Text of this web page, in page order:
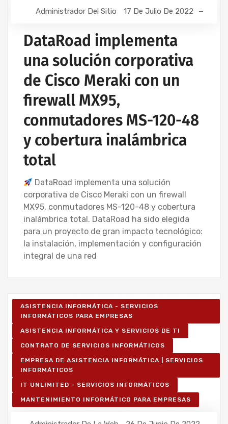
Administrador Del Sitio 17 De Julio De 2022
DataRoad implementa
una solución corporativa
de Cisco Meraki con un
firewall MX95,
conmutadores MS-120-48
y cobertura inalámbrica
total
DataRoad implementa una solución
corporativa de Cisco Meraki con un firewall
MX95, conmutadores MS-120-48 y cobertura
inalámbrica total. DataRoad ha sido elegida
para un proyecto de gran impacto tecnológico:
la instalación, implementación y configuración
integral de una red
ASISTENCIA INFORMÁTICA - SERVICIOS
INFORMÁTICOS PARA EMPRESAS
ASISTENCIA INFORMÁTICA Y SERVICIOS DE TI
CONTRATO DE SERVICIOS INFORMÁTICOS
EMPRESA DE ASISTENCIA INFORMÁTICA | SERVICIOS
INFORMÁTICOS
IT UNLIMITED - SERVICIOS INFORMÁTICOS
MANTENIMIENTO INFORMÁTICO PARA EMPRESAS